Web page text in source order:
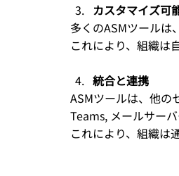
カスタマイズ可
多くのASMツールは
これにより、組織は
統合と連携
ASMツールは、他の
Teams, メールサー
これにより、組織は